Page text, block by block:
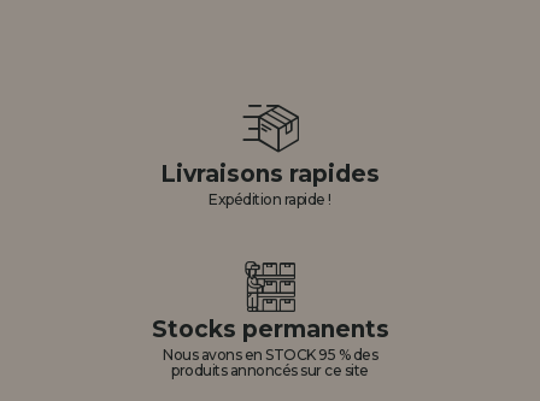
Livraisons rapides
Expédition rapide !
Stocks permanents
Nous avons en STOCK 95 % des
produits annoncés sur ce site